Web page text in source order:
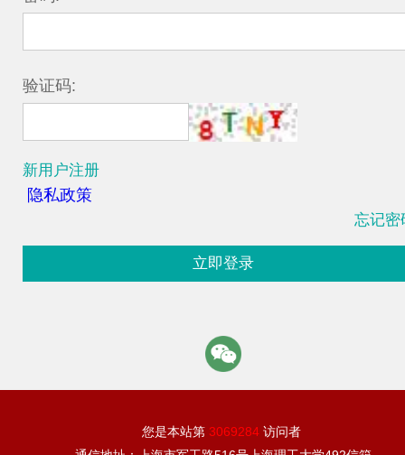
验证码:
新用户注册
隐私政策
忘记密
立即登录
您是本站第3069284 访问者